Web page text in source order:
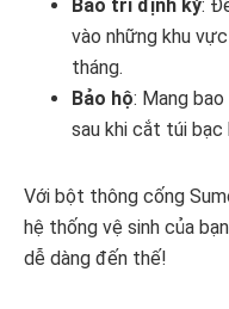
Bảo trì định kỳ:
vào những khu
tháng.
Bảo hộ: Mang
sau khi cắt túi bạc
Với bột thông cống
hệ thống vệ sinh của
dễ dàng đến thế!